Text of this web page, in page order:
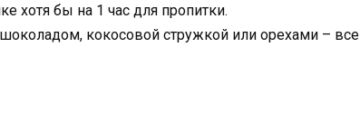
хотя бы на 1 час для пропитки.
кокосовой стружкой или орехами – все